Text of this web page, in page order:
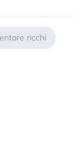
ricchi